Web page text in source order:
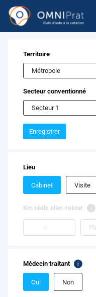
Territoire
Secteur conventionné
Enregistrer
Lieu
Cabinet Visite
Km réels aller-retour
Médecin traitant
Oui Non